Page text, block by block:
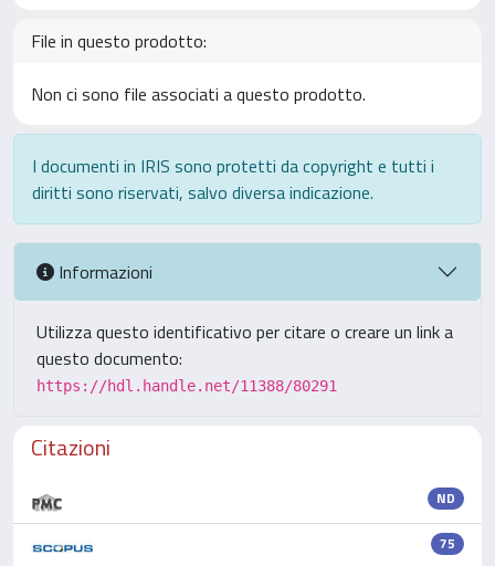
File in questo prodotto:
Non ci sono file associati a questo prodotto.
I documenti in IRIS sono protetti da copyright e tutti i
diritti sono riservati, salvo diversa indicazione.
Informazioni
Utilizza questo identificativo per citare o creare un link a
questo documento:
https://hdl.handle.net/11388/80291
Citazioni
ND
75